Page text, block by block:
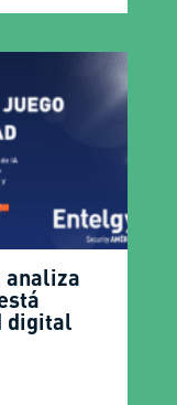
analiza
digital